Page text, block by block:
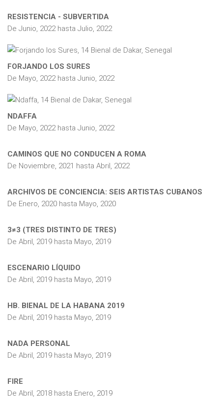
RESISTENCIA - SUBVERTIDA
De Junio, 2022hasta Julio, 2022
FORJANDO LOS SURES
De Mayo, 2022hasta Junio, 2022
NDAFFA
De Mayo, 2022hasta Junio, 2022
CAMINOS QUE NO CONDUCEN A ROMA
De Noviembre, 2021 hasta Abril, 2022
ARCHIVOS DE CONCIENCIA: SEIS ARTISTAS CUBANOS
De Enero, 2020 hasta Mayo, 2020
3≠3 (TRES DISTINTO DE TRES)
De Abril, 2019 hasta Mayo, 2019
ESCENARIO LÍQUIDO
De Abril, 2019 hasta Mayo, 2019
HB. BIENAL DE LA HABANA 2019
De Abril, 2019 hasta Mayo, 2019
NADA PERSONAL
De Abril, 2019 hasta Mayo, 2019
FIRE
De Abril, 2018 hasta Enero, 2019